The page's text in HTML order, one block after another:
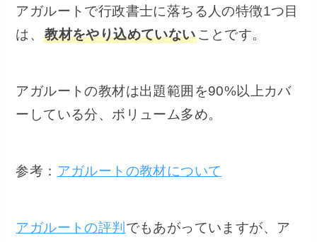
アガルートで行政書士に落ちる人の特徴1つ目
は、教材をやり込めていないことです。
アガルートの教材は出題範囲を90%以上カバ
ーしている分、ボリューム多め。
参考： アガルートの教材について
アガルートの評判 でもあがっていますが、ア